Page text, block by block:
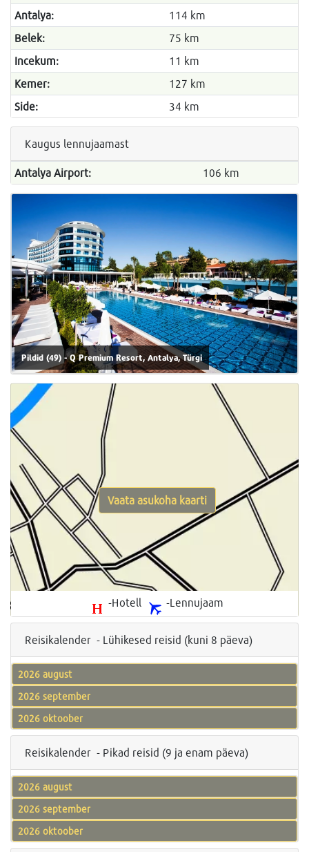
Antalya:
114 km
Belek:
75 km
Incekum:
11 km
Kemer:
127 km
Side:
34 km
Kaugus lennujaamast
Antalya Airport: 106 km
Pildid (49) - Q Premium Resort, Antalya, Türgi
-Hotell -Lennujaam
Vaata asukoha kaarti
Reisikalender - Lühikesed reisid (kuni 8 päeva)
2026 august
2026 september
2026 oktoober
Reisikalender - Pikad reisid (9 ja enam päeva)
2026 august
2026 september
2026 oktoober